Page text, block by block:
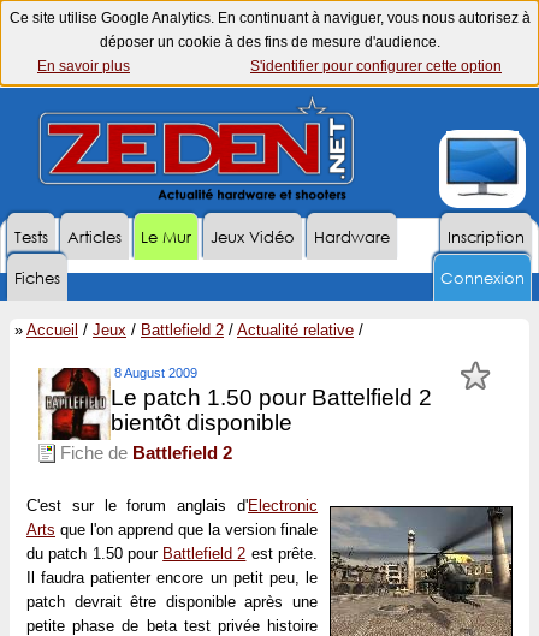
Ce site utilise Google Analytics. En continuant à naviguer, vous nous autorisez à
déposer un cookie à des fins de mesure d'audience.
En savoir plus
S'identifier pour configurer cette option
Inscription
Tests Articles Le Mur Jeux Vidéo
Hardware
Fiches
Connexion
» Accueil / Jeux / Battlefield 2 / Actualité relative /
8 August 2009
Le patch 1.50 pour Battelfield 2
bientôt disponible
Fiche de Battlefield 2
C'est sur le forum anglais d'Electronic
Arts que l'on apprend que la version finale
du patch 1.50 pour Battlefield 2 est prête.
Il faudra patienter encore un petit peu, le
patch devrait être disponible après une
petite phase de beta test privée histoire